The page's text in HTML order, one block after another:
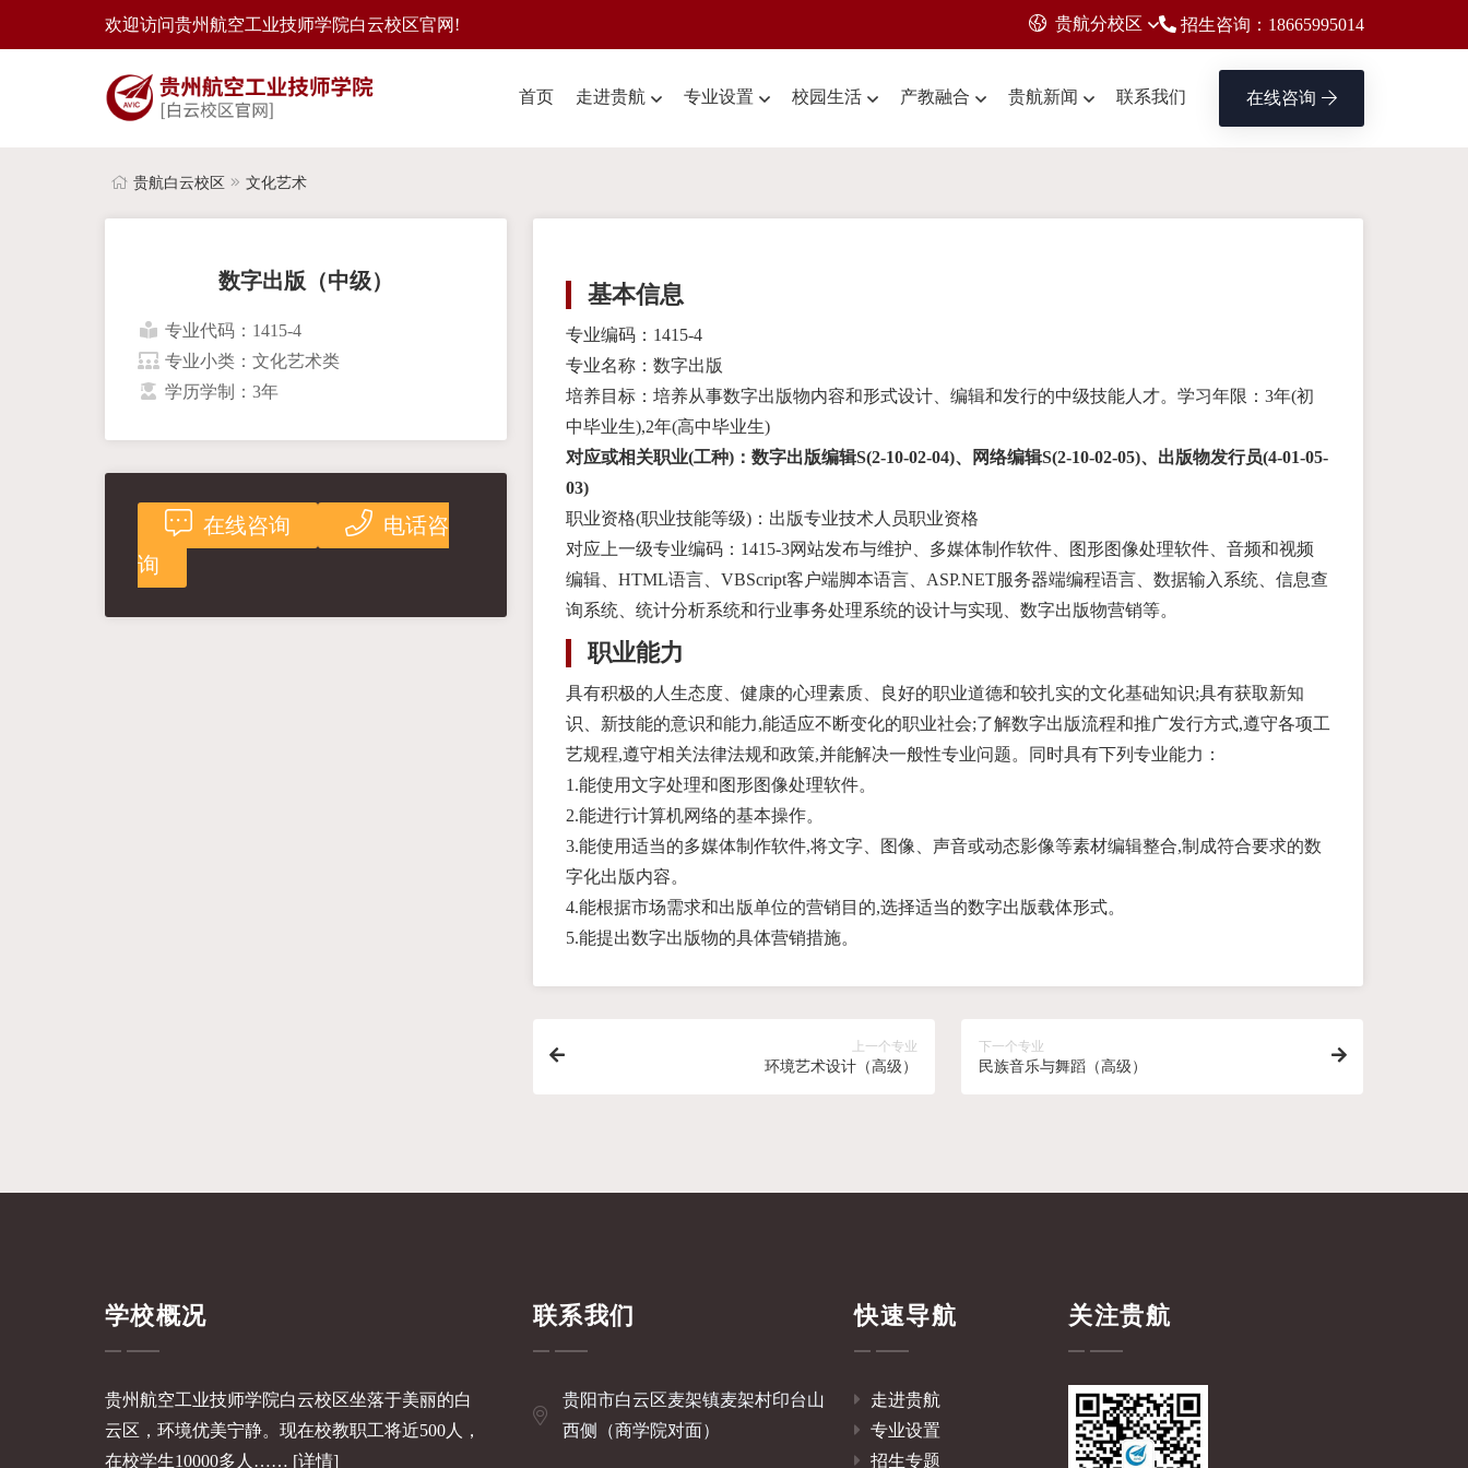
欢迎访问贵州航空工业技师学院白云校区官网! 贵航分校区 招生咨询：18665995014
首页 走进贵航 专业设置 校园生活 产教融合 贵航新闻 联系我们 在线咨询
贵航白云校区 文化艺术
数字出版（中级）
专业代码：1415-4
专业小类：文化艺术类
学历学制：3年
在线咨询
电话咨
询
基本信息
专业编码：1415-4
专业名称：数字出版
培养目标：培养从事数字出版物内容和形式设计、编辑和发行的中级技能人才。学习年限：3年(初
中毕业生),2年(高中毕业生)
对应或相关职业(工种)：数字出版编辑S(2-10-02-04)、网络编辑S(2-10-02-05)、出版物发行员(4-01-05-
03)
职业资格(职业技能等级)：出版专业技术人员职业资格
对应上一级专业编码：1415-3网站发布与维护、多媒体制作软件、图形图像处理软件、音频和视频
编辑、HTML语言、VBScript客户端脚本语言、ASP.NET服务器端编程语言、数据输入系统、信息查
询系统、统计分析系统和行业事务处理系统的设计与实现、数字出版物营销等。
职业能力
具有积极的人生态度、健康的心理素质、良好的职业道德和较扎实的文化基础知识;具有获取新知
识、新技能的意识和能力,能适应不断变化的职业社会;了解数字出版流程和推广发行方式,遵守各项工
艺规程,遵守相关法律法规和政策,并能解决一般性专业问题。同时具有下列专业能力：
1.能使用文字处理和图形图像处理软件。
2.能进行计算机网络的基本操作。
3.能使用适当的多媒体制作软件,将文字、图像、声音或动态影像等素材编辑整合,制成符合要求的数
字化出版内容。
4.能根据市场需求和出版单位的营销目的,选择适当的数字出版载体形式。
5.能提出数字出版物的具体营销措施。
上一个专业
环境艺术设计（高级）
下一个专业
民族音乐与舞蹈（高级）
学校概况
贵州航空工业技师学院白云校区坐落于美丽的白
云区，环境优美宁静。现在校教职工将近500人，
在校学生10000多人…… [详情]
联系我们
贵阳市白云区麦架镇麦架村印台山
西侧（商学院对面）
快速导航
走进贵航
专业设置
招生专题
关注贵航